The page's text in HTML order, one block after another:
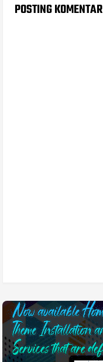
POSTING KOMENTAR